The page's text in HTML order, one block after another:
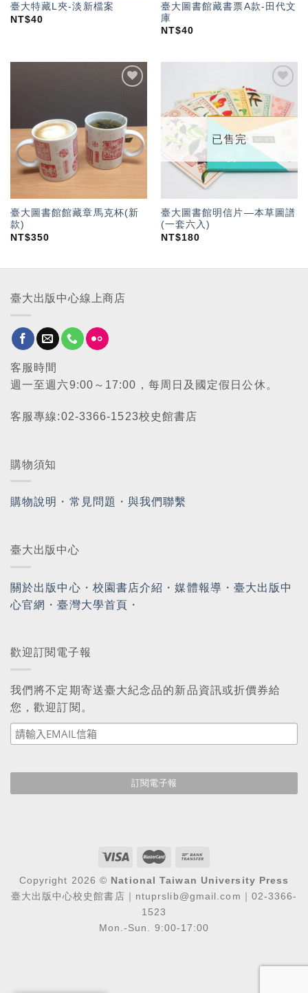
臺大特藏L夾-淡新檔案
NT$40
臺大圖書館藏書票A款-田代文
庫
NT$40
望輕
單」
臺大圖書館館藏章馬克杯(新
款)
NT$350
加入
「願
望輕
單」
已售完
臺大圖書館明信片—本草圖譜
(一套六入)
NT$180
臺大出版中心線上商店
客服時間
週一至週六9:00～17:00，每周日及國定假日公休。
客服專線:02-3366-1523校史館書店
購物須知
購物說明 ・ 常見問題 ・與我們聯繫
臺大出版中心
關於出版中心 ・ 校園書店介紹 ・媒體報導 ・ 臺大出版中
心官網 ・臺灣大學首頁 ・
歡迎訂閱電子報
我們將不定期寄送臺大紀念品的新品資訊或折價券給
您，歡迎訂閱。
Copyright 2026 © National Taiwan University Press
臺大出版中心校史館書店｜ntuprslib@gmail.com｜02-3366-
1523
Mon.-Sun. 9:00-17:00